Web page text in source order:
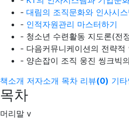
- 대림의 조직문화와 인사시
- 인적자원관리 마스터하기
- 청소년 수련활동 지도론(전
- 다음커뮤니케이션의 전략적
- 양손잡이 조직 웅진 씽크빅
책소개 저자소개 목차 리뷰(0) 기
목차
머리말 v